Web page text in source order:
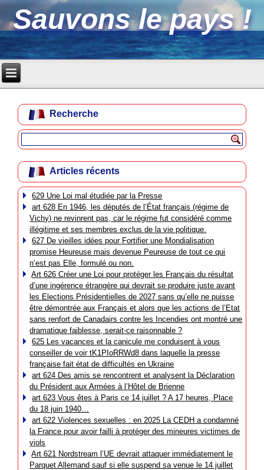
Sauvons le pays !
Recherche
Articles récents
629 Une Loi mal étudiée par la Presse
art 628 En 1946, les députés de l’État français (régime de
Vichy) ne revinrent pas, car le régime fut considéré comme
illégitime et ses membres exclus de la vie politique.
627 De vieilles idées pour Fortifier une Mondialisation
promise Heureuse mais devenue Peureuse de tout ce qui
n’est pas Elle, formulé ou non.
Art 626 Créer une Loi pour protéger les Français du résultat
d’une ingérence étrangère qui devrait se produire juste avant
les Elections Présidentielles de 2027 sans qu’elle ne puisse
être démontrée aux Français et alors que les actions de l’Etat
sans renfort de Canadairs contre les Incendies ont montré une
dramatique faiblesse, serait-ce raisonnable ?
625 Les vacances et la canicule me conduisent à vous
conseiller de voir tK1PIoRRWd8 dans laquelle la presse
française fait état de difficultés en Ukraine
art 624 Des amis se rencontrent et analysent la Déclaration
du Président aux Armées à l’Hôtel de Brienne
art 623 Vous êtes à Paris ce 14 juillet ? A 17 heures, Place
du 18 juin 1940…
art 622 Violences sexuelles : en 2025 La CEDH a condamné
la France pour avoir failli à protéger des mineures victimes de
viols
Art 621 Nordstream l’UE devrait attaquer immédiatement le
Parquet Allemand sauf si elle suspend sa venue le 14 juillet